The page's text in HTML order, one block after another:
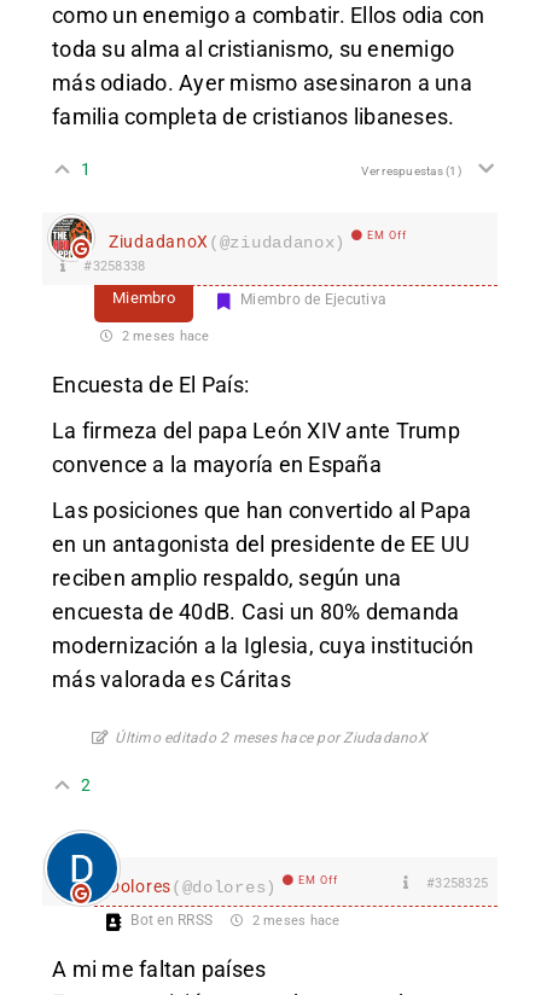
como un enemigo a combatir. Ellos odia con
toda su alma al cristianismo, su enemigo
más odiado. Ayer mismo asesinaron a una
familia completa de cristianos libaneses.
1 Ver respuestas(1)
ZiudadanoX (@ziudadanox) EM Off
#3258338
Miembro Miembro de Ejecutiva
2 meses hace
Encuesta de El País:
La firmeza del papa León XIV ante Trump
convence a la mayoría en España
Las posiciones que han convertido al Papa
en un antagonista del presidente de EE UU
reciben amplio respaldo, según una
encuesta de 40dB. Casi un 80% demanda
modernización a la Iglesia, cuya institución
más valorada es Cáritas
Último editado 2 meses hace por ZiudadanoX
2
Dolores(@dolores) EM Off #3258325
Bot en RRSS 2 meses hace
A mi me faltan países